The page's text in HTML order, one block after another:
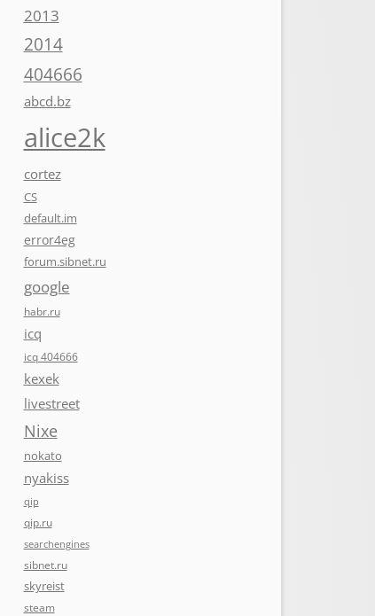
2013
2014
404666
abcd.bz
alice2k
cortez
CS
default.im
error4eg
forum.sibnet.ru
google
habr.ru
icq
icq 404666
kexek
livestreet
Nixe
nokato
nyakiss
qip
qip.ru
searchengines
sibnet.ru
skyreist
steam